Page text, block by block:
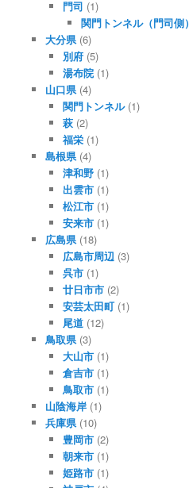
門司 (1)
関門トンネル（門司側）
大分県(6)
別府 (5)
湯布院 (1)
山口県(4)
関門トンネル(1)
萩 (2)
福栄 (1)
島根県(4)
津和野 (1)
出雲市 (1)
松江市 (1)
安来市 (1)
広島県(18)
広島市周辺 (3)
呉市 (1)
廿日市市 (2)
安芸太田町 (1)
尾道 (12)
鳥取県(3)
大山市 (1)
倉吉市 (1)
鳥取市 (1)
山陰海岸(1)
兵庫県(10)
豊岡市 (2)
朝来市 (1)
姫路市 (1)